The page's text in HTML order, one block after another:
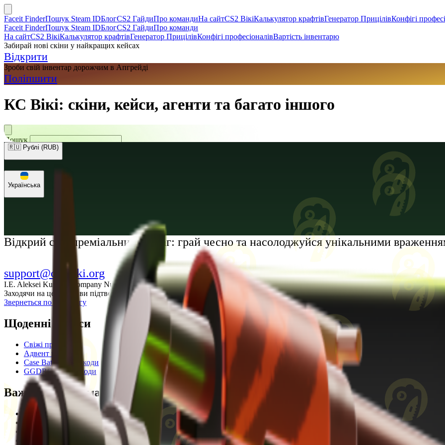
Faceit FinderПошук Steam IDБлогCS2 ГайдиПро командиНа сайтCS2 ВікіКалькулятор крафтівГенератор ПрицілівКонфігі
Faceit FinderПошук Steam IDБлогCS2 ГайдиПро команди
На сайтCS2 ВікіКалькулятор крафтівГенератор ПрицілівКонфігі професіоналівВартість інвентарю
Забирай нові скіни у найкращих кейсах
Відкрити
Зроби свій інвентар дорожчим в Апгрейді
Поліпшити
КС Вікі: скіни, кейси, агенти та багато іншого
Пошук
🇷🇺 Рублі (RUB)
Українська
Відкрий світ преміальних розваг: грай чесно та насолоджуйся унікальними
support@cs-wiki.org
I.E. Aleksei Kurtkin, Company Number 300464601, Georgia, City Batumi, Zhiuli Shartava Avenue, N 32, Apartment N87, Floor N6
Заходячи на цей сайт, ви підтверджуєте, що виповнилося 18 років. Проблеми із азартними іграми?
Звернеться по допомогу
Щоденні бонуси
Свіжі промокоди
Адвент календар
Case Battle промокоди
GGDROP промокоди
Важлива інформація
Угода користувача
Privacy Policy
Відмова від відповідальності